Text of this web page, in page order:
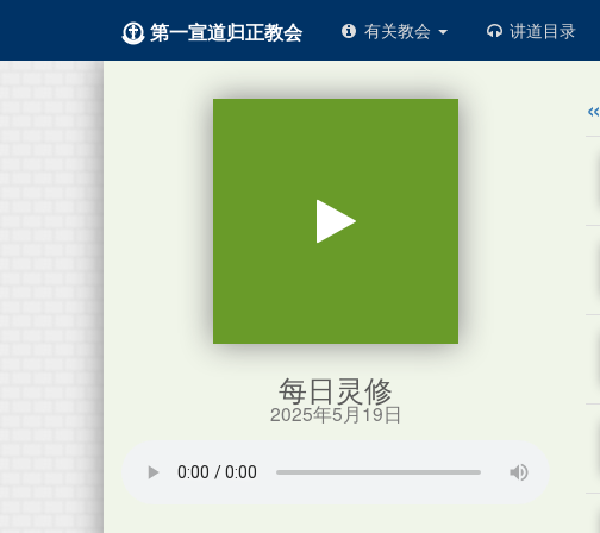
第一宣道归正教会 有关教会 讲道目录
每日灵修
2025年5月19日
«